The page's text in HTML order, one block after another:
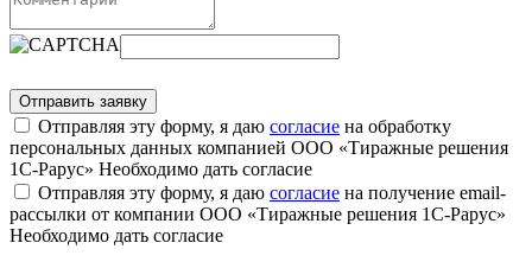
Отправляя эту форму, я даю согласие на обработку
персональных данных компанией ООО «Тиражные решения
1С-Рарус» Необходимо дать согласие
Отправляя эту форму, я даю согласие на получение email-
рассылки от компании ООО «Тиражные решения 1С-Рарус»
Необходимо дать согласие